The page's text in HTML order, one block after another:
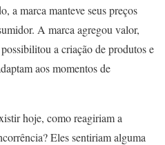
a marca manteve seus preços
A marca agregou valor,
a criação de produtos e
aos momentos de
hoje, como reagiriam a
Eles sentiriam alguma